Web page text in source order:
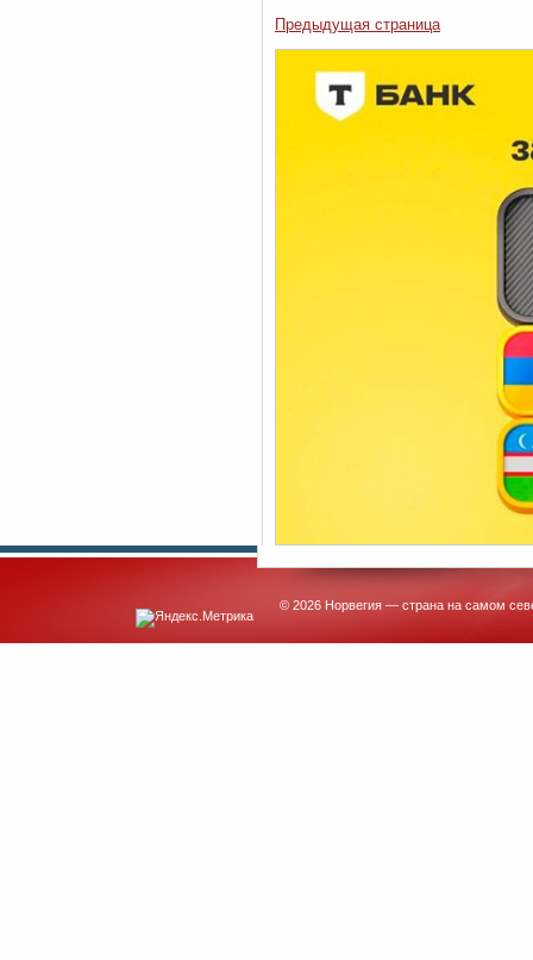
Предыдущая страница
© 2026 Норвегия — страна на самом